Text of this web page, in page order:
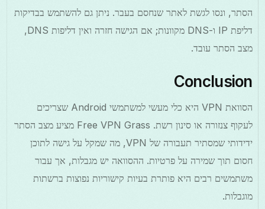
הסתר, ונסו לגשת לאתר שנחסם בעבר. ניתן גם להשתמש בבדיקות
דליפת IP ו-DNS מקוונות; אם הגישה חזרה ואין דליפות DNS,
מצב הסתר עובד.
Conclusion
הסוואת VPN היא כלי מעשי למשתמשי Android שצריכים
לעקוף צנזורה או סינון רשת. Free VPN Grass מציע מצב הסתר
ידידותי שמסתיר תעבורה של VPN, מה שמקל על גישה לתוכן
חסום תוך שמירה על פרטיות. ההסוואה יש מגבלות, אך עבור
משתמשים רבים היא פותרת בעיות קישוריות נפוצות ברשתות
מוגבלות.